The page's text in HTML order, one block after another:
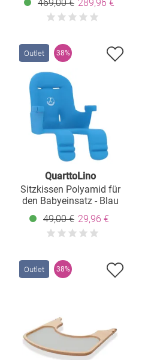
Spielwürfel, Sicherheitsgurt
- Hochstuhl, Schaukel,
Babywippe in einem bis
150 kg nutzbar - Weiß
469,00 € 289,96 €
Outlet 38%
QuarttoLino
Sitzkissen Polyamid für
den Babyeinsatz - Blau
49,00 € 29,96 €
Outlet 38%